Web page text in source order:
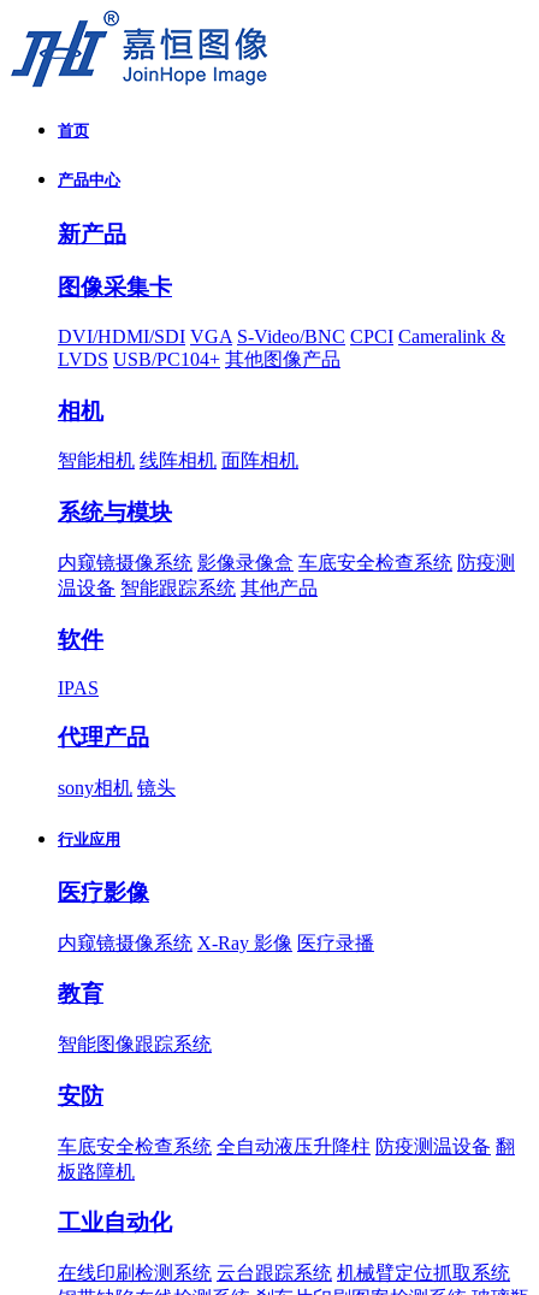
首页
产品中心
新产品
图像采集卡
DVI/HDMI/SDI VGA S-Video/BNC CPCI Cameralink &
LVDS USB/PC104+ 其他图像产品
相机
智能相机 线阵相机 面阵相机
系统与模块
内窥镜摄像系统 影像录像盒 车底安全检查系统 防疫测
温设备 智能跟踪系统 其他产品
软件
IPAS
代理产品
sony相机 镜头
行业应用
医疗影像
内窥镜摄像系统 X-Ray 影像 医疗录播
教育
智能图像跟踪系统
安防
车底安全检查系统 全自动液压升降柱 防疫测温设备 翻
板路障机
工业自动化
在线印刷检测系统 云台跟踪系统 机械臂定位抓取系统